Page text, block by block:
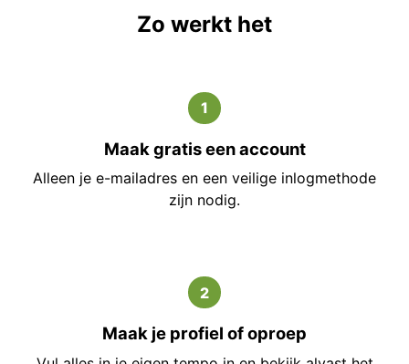
Zo werkt het
1
Maak gratis een account
Alleen je e-mailadres en een veilige inlogmethode
zijn nodig.
2
Maak je profiel of oproep